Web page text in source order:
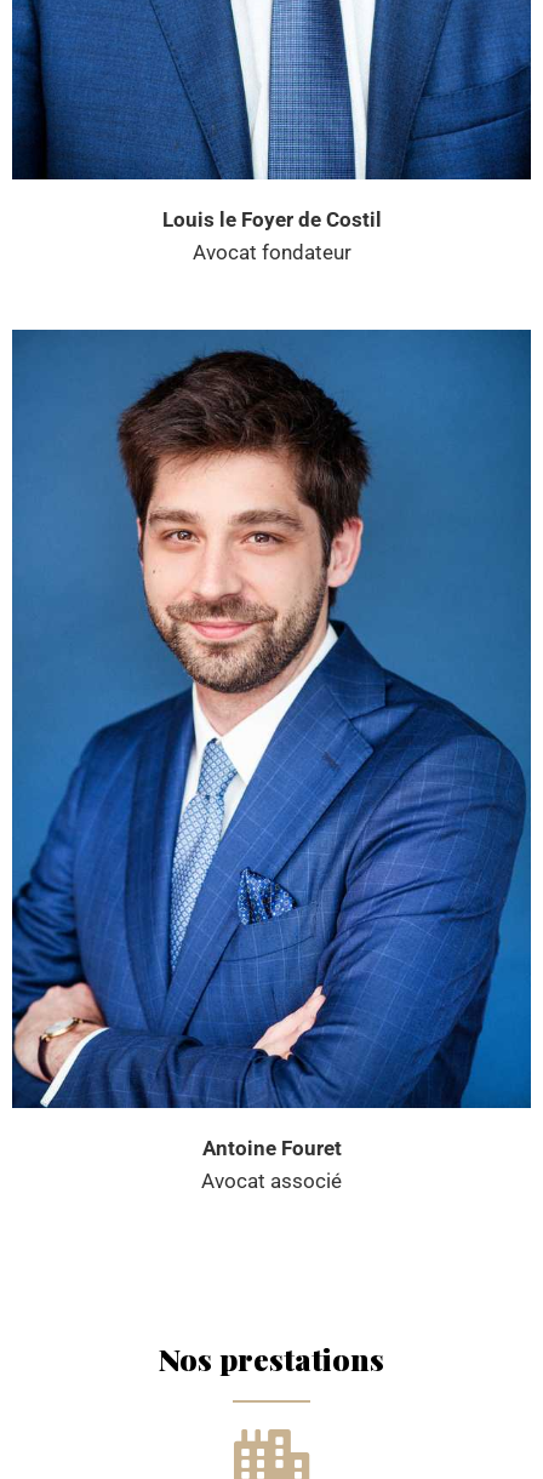
Louis le Foyer de Costil
Avocat fondateur
Antoine Fouret
Avocat associé
Nos prestations